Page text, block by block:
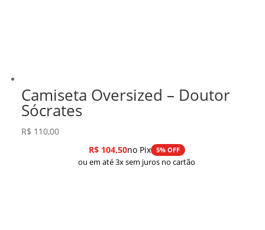
Camiseta Oversized – Doutor
Sócrates
R$ 110,00
R$104,50no Pix 5% OFF
ou em até 3x sem juros no cartão